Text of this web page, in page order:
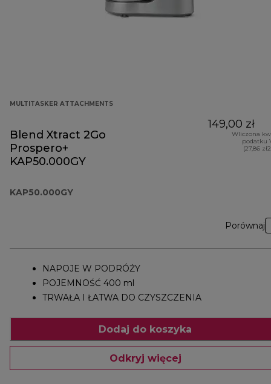
MULTITASKER ATTACHMENTS
Blend Xtract 2Go
Prospero+
KAP50.000GY
KAP50.000GY
149,00 zł
Wliczona
podatku
(27,86
Porównaj
NAPOJE W PODRÓŻY
POJEMNOŚĆ 400 ml
TRWAŁA I ŁATWA DO CZYSZCZENIA
Dodaj do koszyka
Odkryj więcej